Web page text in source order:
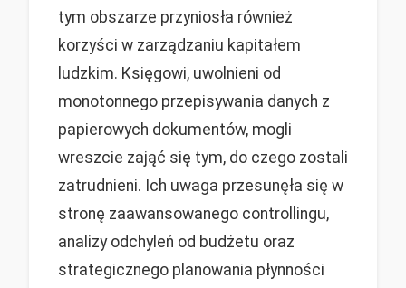
tym obszarze przyniosła również
korzyści w zarządzaniu kapitałem
ludzkim. Księgowi, uwolnieni od
monotonnego przepisywania danych z
papierowych dokumentów, mogli
wreszcie zająć się tym, do czego zostali
zatrudnieni. Ich uwaga przesunęła się w
stronę zaawansowanego controllingu,
analizy odchyleń od budżetu oraz
strategicznego planowania płynności